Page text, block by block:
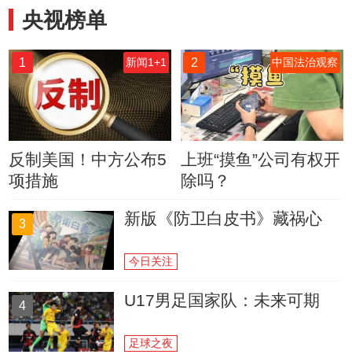
央视榜单
1 新闻1+1
反制美国！中方公布5
项措施
2 中国法治观察
上班“摸鱼”公司有权开
除吗？
3 新版《防卫白皮书》藏祸心
今日关注
4 U17男足国家队：未来可期
足球之夜